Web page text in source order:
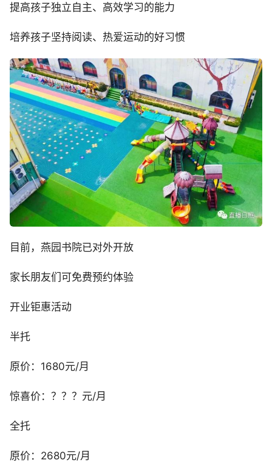
提高孩子独立自主、高效学习的能力
培养孩子坚持阅读、热爱运动的好习惯
目前，燕园书院已对外开放
家长朋友们可免费预约体验
开业钜惠活动
半托
原价：1680元/月
惊喜价：？？？元/月
全托
原价：2680元/月